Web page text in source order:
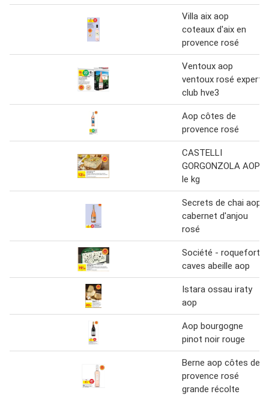
Villa aix aop
coteaux d'aix en
provence rosé
Ventoux aop
ventoux rosé expert
club hve3
Aop côtes de
provence rosé
CASTELLI
GORGONZOLA AOP
le kg
Secrets de chai aop
cabernet d'anjou
rosé
Société - roquefort
caves abeille aop
Istara ossau iraty
aop
Aop bourgogne
pinot noir rouge
Berne aop côtes de
provence rosé
grande récolte